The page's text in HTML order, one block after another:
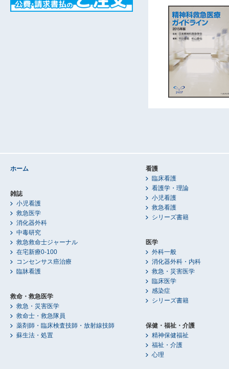
ホーム
雑誌
小児看護
救急医学
消化器外科
中毒研究
救急救命士ジャーナル
在宅新療0-100
コンセンサス癌治療
臨牀看護
救命・救急医学
救急・災害医学
救命士・救急隊員
薬剤師・臨床検査技師・放射線技師
蘇生法・処置
看護
臨床看護
看護学・理論
小児看護
救急看護
シリーズ書籍
医学
外科一般
消化器外科・内科
救急・災害医学
臨床医学
感染症
シリーズ書籍
保健・福祉・介護
精神保健福祉
福祉・介護
心理